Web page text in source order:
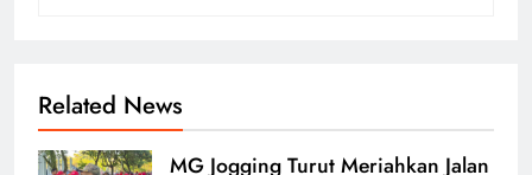
Related News
MG Jogging Turut Meriahkan Jalan